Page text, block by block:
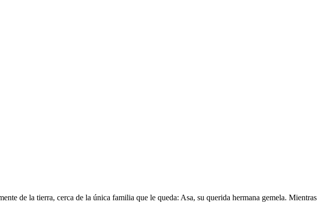
de la tierra, cerca de la única familia que le queda: Asa, su querida hermana gemela. Mientras